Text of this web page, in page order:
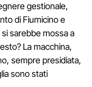
gestionale,
di Fiumicino e
sarebbe mossa a
La macchina,
sempre presidiata,
sono stati